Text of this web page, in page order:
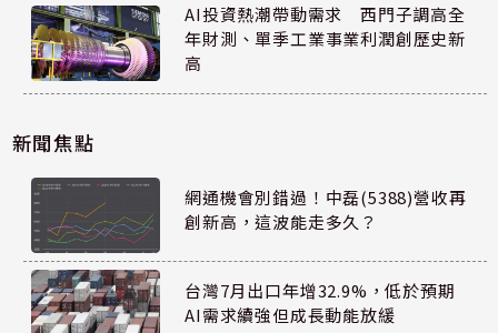
AI投資熱潮帶動需求 西門子調高全
年財測、單季工業事業利潤創歷史新
高
新聞焦點
網通機會別錯過！中磊(5388)營收再
創新高，這波能走多久？
台灣7月出口年增32.9%，低於預期
AI需求續強但成長動能放緩